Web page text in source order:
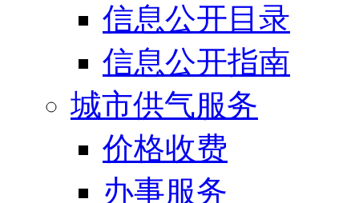
信息公开目录
信息公开指南
城市供气服务
价格收费
办事服务